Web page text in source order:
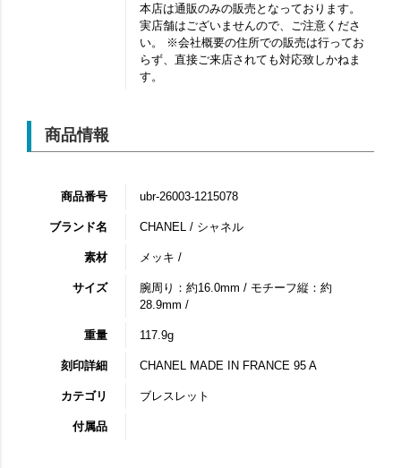
本店は通販のみの販売となっております。
実店舗はございませんので、ご注意くださ
い。 ※会社概要の住所での販売は行ってお
らず、直接ご来店されても対応致しかねま
す。
商品情報
商品番号 ubr-26003-1215078
ブランド名 CHANEL / シャネル
素材 メッキ /
サイズ
腕周り：約16.0mm / モチーフ縦：約
28.9mm /
重量 117.9g
刻印詳細 CHANEL MADE IN FRANCE 95 A
カテゴリ ブレスレット
付属品